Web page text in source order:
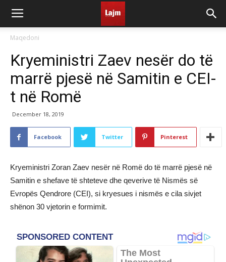
Maqedoni
Kryeministri Zaev nesër do të
marrë pjesë në Samitin e CEI-
t në Romë
December 18, 2019
Facebook Twitter Pinterest
Kryeministri Zoran Zaev nesër në Romë do të marrë pjesë në
Samitin e shefave të shteteve dhe qeverive të Nismës së
Evropës Qendrore (CEI), si kryesues i nismës e cila sivjet
shënon 30 vjetorin e formimit.